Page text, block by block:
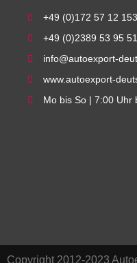
+49 (0)172 57 12 153
+49 (0)2389 53 95 51
info@autoexport-
www.autoexport-
Mo bis So | 7:00 Uhr
Copyright 2012-2023